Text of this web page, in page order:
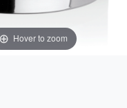
Hover to zoom